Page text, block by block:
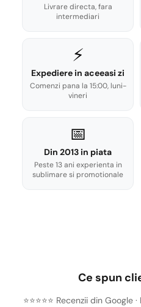
Livrare directa, fara
intermediari
⚡
Expediere in aceeasi zi
Comenzi pana la 15:00, luni-
vineri
📅
Din 2013 in piata
Peste 13 ani experienta in
sublimare si promotionale
Ce spun
⭐⭐⭐⭐⭐ Recenzii din